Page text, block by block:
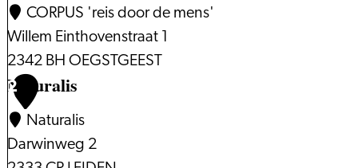
CORPUS 'reis door de mens'
Willem Einthovenstraat 1
2342 BH OEGSTGEEST
2
Naturalis
Naturalis
Darwinweg 2